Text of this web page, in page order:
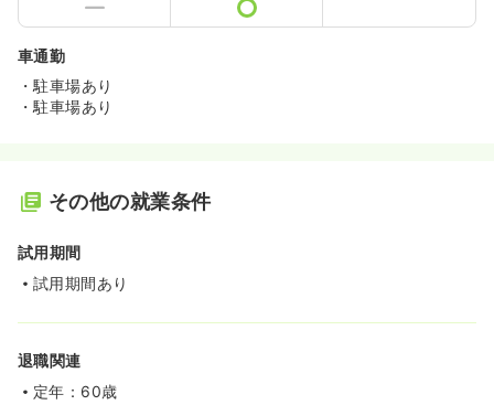
車通勤
・駐車場あり
・駐車場あり
その他の就業条件
試用期間
試用期間あり
退職関連
定年：60歳